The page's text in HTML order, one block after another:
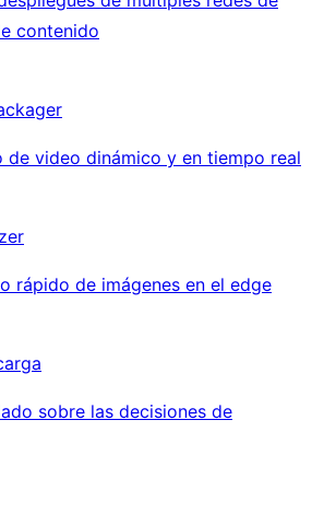
contenido
de video dinámico y en tiempo real
rápido de imágenes en el edge
sobre las decisiones de